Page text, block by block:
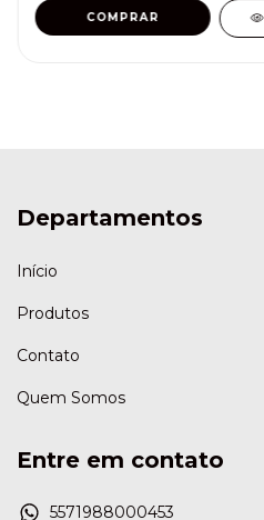
Departamentos
Início
Produtos
Contato
Quem Somos
Entre em contato
5571988000453